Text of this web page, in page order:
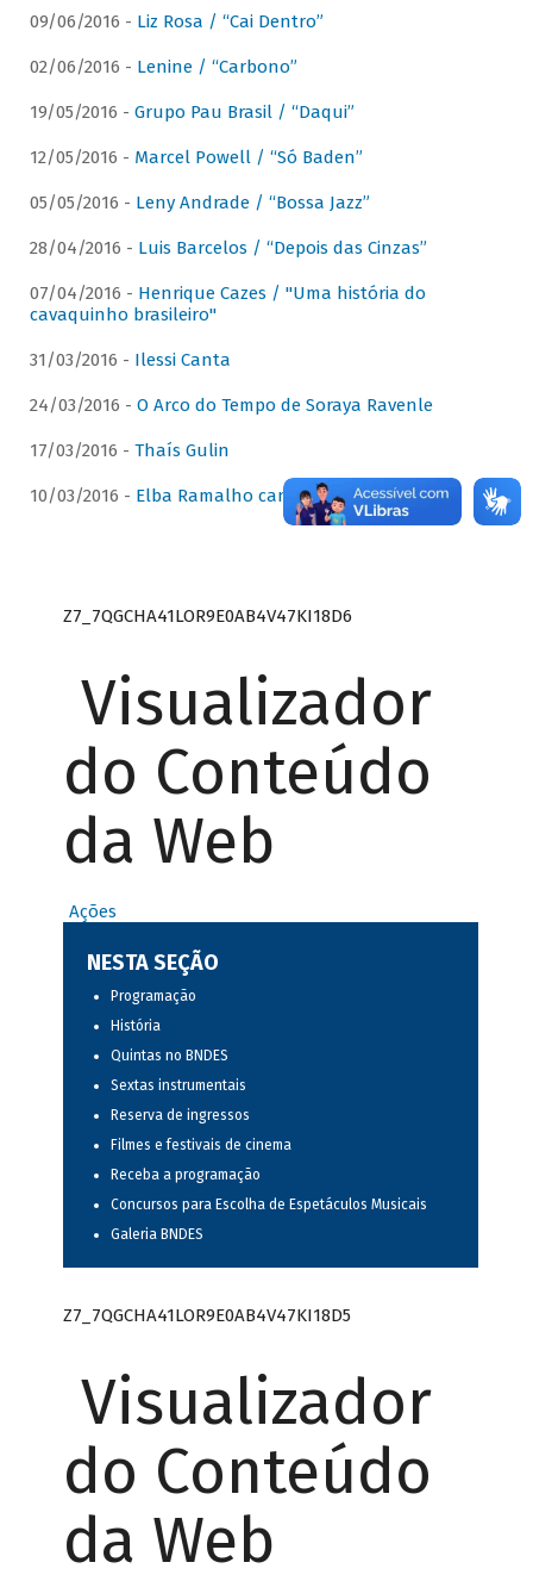
09/06/2016 - Liz Rosa / “Cai Dentro”
02/06/2016 - Lenine / “Carbono”
19/05/2016 - Grupo Pau Brasil / “Daqui”
12/05/2016 - Marcel Powell / “Só Baden”
05/05/2016 - Leny Andrade / “Bossa Jazz”
28/04/2016 - Luis Barcelos / “Depois das Cinzas”
07/04/2016 - Henrique Cazes / "Uma história do
cavaquinho brasileiro"
31/03/2016 - Ilessi Canta
24/03/2016 - O Arco do Tempo de Soraya Ravenle
17/03/2016 - Thaís Gulin
10/03/2016 - Elba Ramalho canta Dominguinhos
Z7_7QGCHA41LOR9E0AB4V47KI18D6
Visualizador
do Conteúdo
da Web
Ações
NESTA SEÇÃO
Programação
História
Quintas no BNDES
Sextas instrumentais
Reserva de ingressos
Filmes e festivais de cinema
Receba a programação
Concursos para Escolha de Espetáculos Musicais
Galeria BNDES
Z7_7QGCHA41LOR9E0AB4V47KI18D5
Visualizador
do Conteúdo
da Web